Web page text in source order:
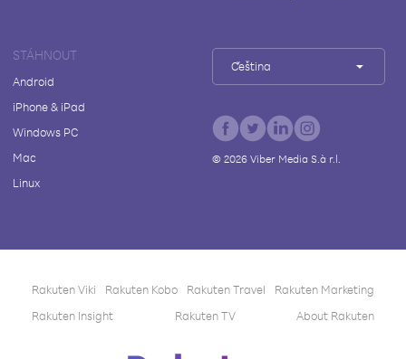
STÁHNOUT
Android
iPhone & iPad
Windows PC
Mac
Linux
Čeština
© 2026Viber Media S.à r.l.
Rakuten Viki Rakuten Kobo Rakuten Travel
Rakuten Marketing
Rakuten Insight
Rakuten TV About Rakuten